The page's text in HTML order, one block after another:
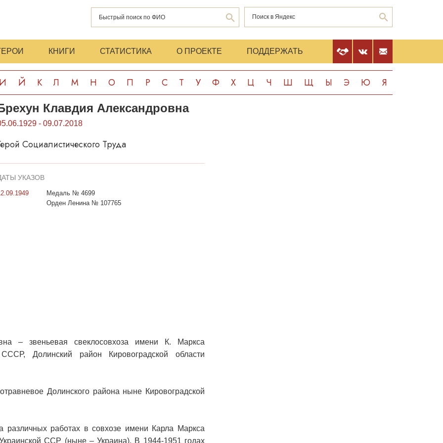
КНИГИ СТАТИСТИКА О ПРОЕКТЕ ПОДДЕРЖАТЬ
Й К Л М Н О П Р С Т У Ф Х Ц Ч Ш Щ Ы Э Ю Я
Клавдия Александровна
- 09.07.2018
Социалистического Труда
УКАЗОВ
Медаль № 4699
Орден Ленина № 107765
– звеньевая свеклосовхоза имени К. Маркса
Долинский район Кировоградской области
Долинского района ныне Кировоградской
работах в совхозе имени Карла Маркса
ССР (ныне – Украина). В 1944-1951 годах